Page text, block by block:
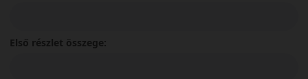
Első részlet összege: